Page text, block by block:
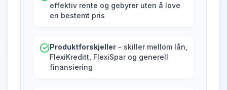
effektiv rente og gebyrer uten å love
en bestemt pris
Produktforskjeller - skiller mellom lån,
FlexiKreditt, FlexiSpar og generell
finansiering